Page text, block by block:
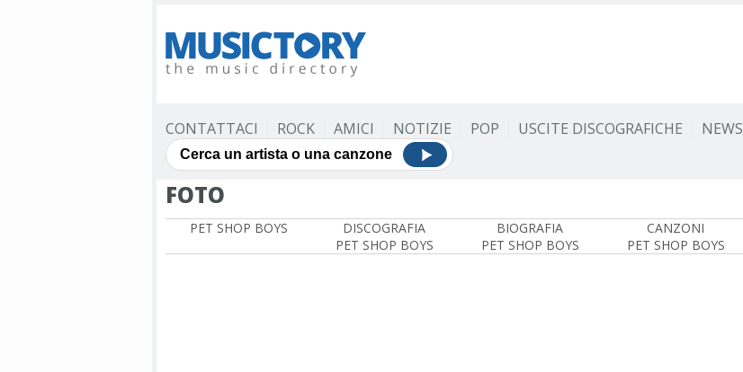
CONTATTACI ROCK AMICI NOTIZIE POP USCITE DISCOGRAFICHE NEWS
FOTO
PET SHOP BOYS
DISCOGRAFIA
PET SHOP BOYS
BIOGRAFIA
PET SHOP BOYS
CANZONI
PET SHOP BOYS